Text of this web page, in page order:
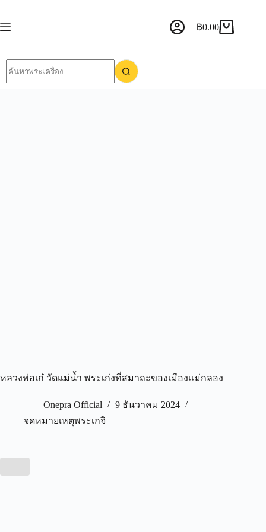
฿0.00
หลวงพ่อเก๋ วัดแม่น้ำ พระเก่งที่สมาถะของเมืองเเม่กลอง
Onepra Official
9 ธันวาคม 2024
จดหมายเหตุพระเกจิ